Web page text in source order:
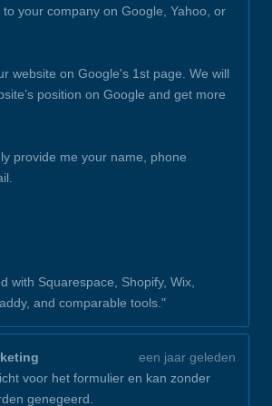
your company on Google, Yahoo, or
website on Google's 1st page. We will
position on Google and get more
provide me your name, phone
with Squarespace, Shopify, Wix,
and comparable tools."
een jaar geleden
voor het formulier en kan zonder
genegeerd.